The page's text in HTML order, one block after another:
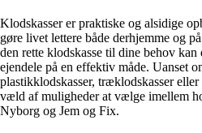
Klodskasser er praktiske og alsidige
gøre livet lettere både derhjemme og
den rette klodskasse til dine behov
ejendele på en effektiv måde. Uanset
plastikklodskasser, træklodskasser eller
væld af muligheder at vælge imellem
Nyborg og Jem og Fix.